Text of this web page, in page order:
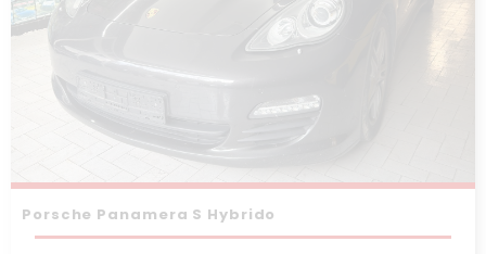
Porsche Panamera S Hybrido